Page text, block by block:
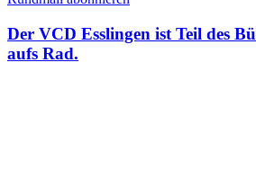
Der VCD Esslingen ist Teil des
aufs Rad.